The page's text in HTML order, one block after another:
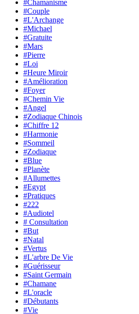
#Chamanisme
#Couple
#L'Archange
#Michael
#Gratuite
#Mars
#Pierre
#Loi
#Heure Miroir
#Amélioration
#Foyer
#Chemin Vie
#Angel
#Zodiaque Chinois
#Chiffre 12
#Harmonie
#Sommeil
#Zodiaque
#Blue
#Planète
#Allumettes
#Egypt
#Pratiques
#222
#Audiotel
# Consultation
#But
#Natal
#Vertus
#L'arbre De Vie
#Guérisseur
#Saint Germain
#Chamane
#L'oracle
#Débutants
#Vie